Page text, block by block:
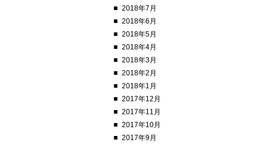
2018年7月
2018年6月
2018年5月
2018年4月
2018年3月
2018年2月
2018年1月
2017年12月
2017年11月
2017年10月
2017年9月